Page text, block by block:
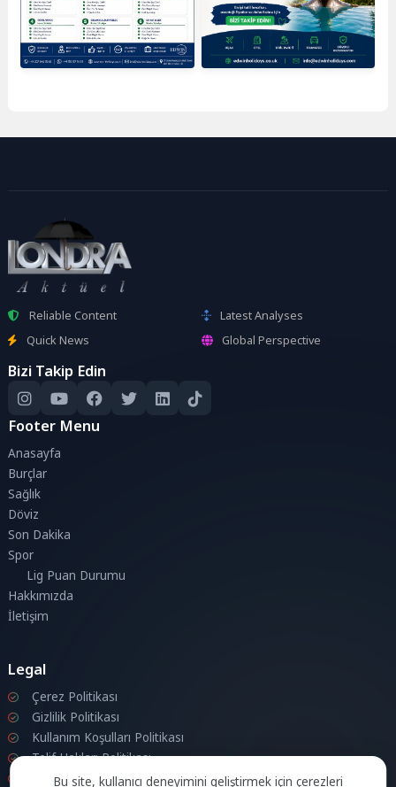
Reliable Content
Latest Analyses
Quick News
Global Perspective
Bizi Takip Edin
Footer Menu
Anasayfa
Burçlar
Sağlık
Döviz
Son Dakika
Spor
Lig Puan Durumu
Hakkımızda
İletişim
Legal
Çerez Politikası
Gizlilik Politikası
Kullanım Koşulları Politikası
Telif Hakları Politikası
İletişim
Bu site, kullanıcı deneyimini geliştirmek için çerezleri